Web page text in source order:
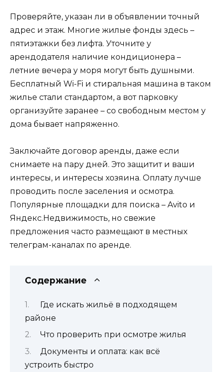
Проверяйте, указан ли в объявлении точный
адрес и этаж. Многие жилые фонды здесь –
пятиэтажки без лифта. Уточните у
арендодателя наличие кондиционера –
летние вечера у моря могут быть душными.
Бесплатный Wi-Fi и стиральная машина в таком
жилье стали стандартом, а вот парковку
организуйте заранее – со свободным местом у
дома бывает напряженно.
Заключайте договор аренды, даже если
снимаете на пару дней. Это защитит и ваши
интересы, и интересы хозяина. Оплату лучше
проводить после заселения и осмотра.
Популярные площадки для поиска – Avito и
Яндекс.Недвижимость, но свежие
предложения часто размещают в местных
телеграм-каналах по аренде.
Содержание
Где искать жильё в подходящем
районе
Что проверить при осмотре жилья
Документы и оплата: как всё
устроить быстро